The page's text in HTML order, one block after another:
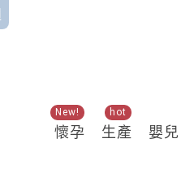
懷孕
New!
生產
hot
嬰兒
關鍵熱搜